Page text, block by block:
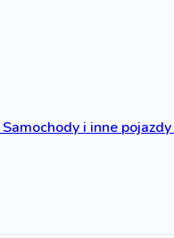
Samochody i inne pojazdy